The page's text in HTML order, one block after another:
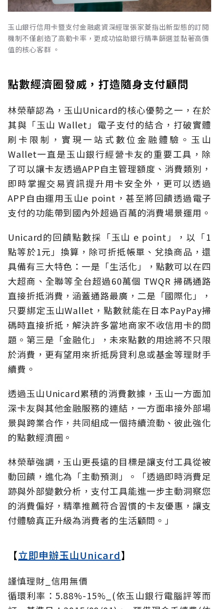
玉山銀行信用卡暨支付金融處資深經理張家菱指出新型態的訂閱
機制不僅創造了高動卡率，更成功協助銀行精準篩選並黏著高價
值的核心客群 。
點數經濟圈發威，打造隨身支付顧問
林榮華認為，玉山Unicard的核心優勢之一，在於
其與「玉山 Wallet」電子支付的結合，打破實體
刷卡限制，實現一站式數位金融體驗。玉山
Wallet一直是玉山銀行經營卡友的重要工具，除
了可以讓卡友透過APP自主管理額度、消費類別，
即時掌握交易資訊提升用卡安全外，更可以透過
APP自由運用玉山e point，甚至將回饋透過電子
支付的功能帶到國內外超過百萬的消費場景運用。
Unicard的回饋點數採「玉山 e point」，以「1
點等於1元」換算，除可折抵帳單、兌換商品，還
具備有三大特色：一是「生活化」，點數可以在四
大超商、全聯等全台超過60萬個 TWQR 掃碼通路
直接折抵消費，涵蓋通路最廣，二是「國際化」，
只要綁定玉山Wallet，點數就能在日本PayPay掃
碼時直接折抵，解決許多當地商家不收信用卡的問
題。第三是「金融化」，未來點數的用途將不只限
於消費，更有望用來折抵房貸利息或基金等理財手
續費。
透過玉山Unicard累積的消費數據，玉山一方面加
深卡友與其他金融服務的連結，一方面串接外部場
景與跨業合作，共同組成一個持續流動、彼此強化
的點數經濟圈。
林榮華強調，玉山更長遠的目標是讓支付工具從被
動回饋，進化為「主動預測」。「透過即時消費足
跡與外部變數分析，支付工具能進一步主動洞察您
的消費偏好，精準推薦符合習慣的卡友優惠，讓支
付體驗真正升級為消費者的生活顧問。」
【立即申辦玉山Unicard】
謹慎理財_信用無價
循環利率：5.88%-15%_(依玉山銀行電腦評等而